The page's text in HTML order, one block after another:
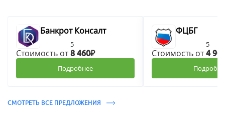
Банкрот Консалт
5
Стоимость от8 460₽
Подробнее
ФЦБГ
5
Стоимость от4
СМОТРЕТЬ ВСЕ ПРЕДЛОЖЕНИЯ